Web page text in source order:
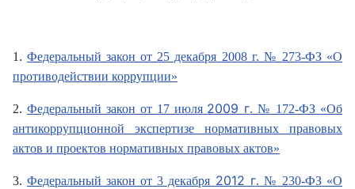
1.Федеральный закон от 25 декабря 2008 г. № 273-ФЗ «О
противодействии коррупции»
2. Федеральный закон от 17 июля 2009 г. № 172-ФЗ «Об
антикоррупционной экспертизе нормативных правовых
актов и проектов нормативных правовых актов»
3.Федеральный закон от 3 декабря 2012 г. № 230-ФЗ «О